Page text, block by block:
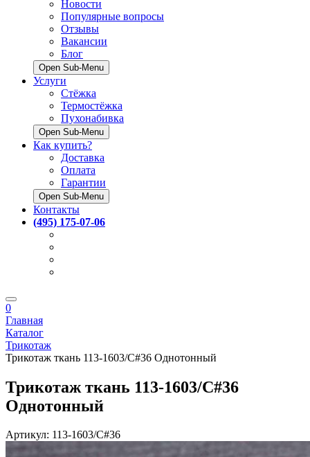
Новости
Популярные вопросы
Отзывы
Вакансии
Блог
Open Sub-Menu
Услуги
Стёжка
Термостёжка
Пухонабивка
Open Sub-Menu
Как купить?
Доставка
Оплата
Гарантии
Open Sub-Menu
Контакты
(495) 175-07-06
0
Главная
Каталог
Трикотаж
Трикотаж ткань 113-1603/C#36 Однотонный
Трикотаж ткань 113-1603/C#36
Однотонный
Артикул: 113-1603/C#36